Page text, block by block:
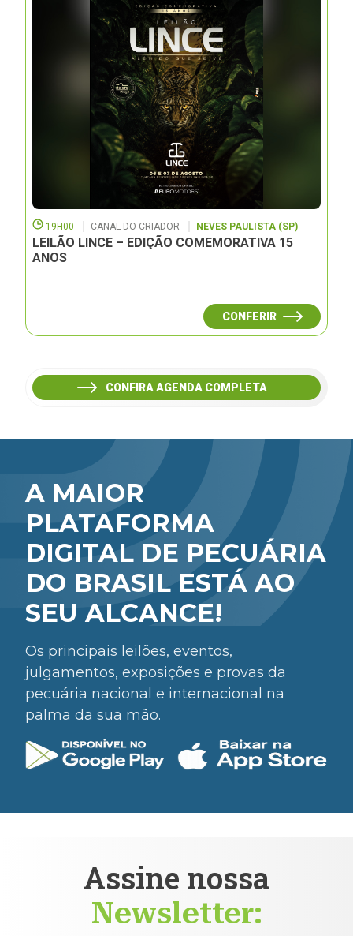
19H00 CANAL DO CRIADOR NEVES PAULISTA (SP)
LEILÃO LINCE – EDIÇÃO COMEMORATIVA 15
ANOS
CONFERIR
CONFIRA AGENDA COMPLETA
A MAIOR
PLATAFORMA
DIGITAL DE PECUÁRIA
DO BRASIL ESTÁ AO
SEU ALCANCE!
Os principais leilões, eventos,
julgamentos, exposições e provas da
pecuária nacional e internacional na
palma da sua mão.
Assine nossa
Newsletter: